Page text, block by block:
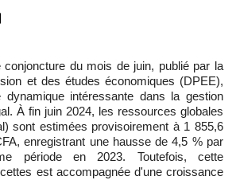
et des études économiques (DPEE),
intéressante dans la gestion
À fin juin 2024, les ressources globales
sont estimées provisoirement à 1 855,6
enregistrant une hausse de 4,5 % par
période en 2023. Toutefois, cette
est accompagnée d'une croissance